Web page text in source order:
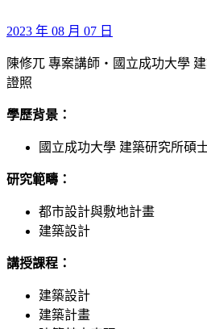
2023 年 08 月 07 日
陳修兀 專案講師‧國立成功大學
證照
學歷背景：
國立成功大學 建築研究所碩
研究範疇：
都市設計與敷地計畫
建築設計
講授課程：
建築設計
建築計畫